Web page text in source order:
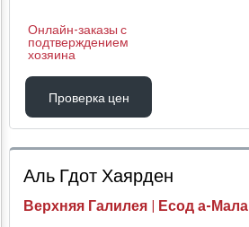
Онлайн-заказы с
подтверждением
хозяина
Проверка цен
Проверка цен
Аль Гдот Хаярден
Верхняя Галилея | Есод а-Мала